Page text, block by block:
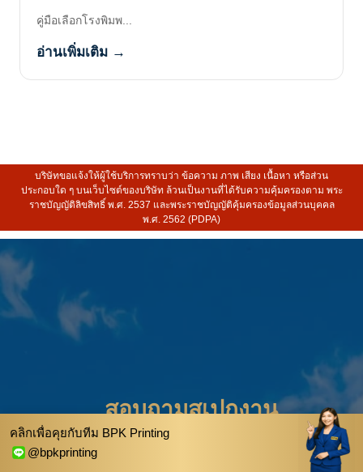
คู่มือเลือกโรงพิมพ...
อ่านเพิ่มเติม →
บริษัทขอแจ้งให้ผู้ใช้บริการทราบว่า ข้อความ ภาพ เสียง เนื้อหา หรือส่วน
ประกอบใด ๆ บนเว็บไซต์ของบริษัท ล้วนเป็นงานที่ได้รับความคุ้มครองตาม พระ
ราชบัญญัติลิขสิทธิ์ พ.ศ. 2537 และพระราชบัญญัติคุ้มครองข้อมูลส่วนบุคคล
พ.ศ. 2562 (PDPA)
สอบถามสเปกงาน
และขอใบเสนอ
คลิกเพื่อคุยกับทีม BPK Printing
@bpkprinting